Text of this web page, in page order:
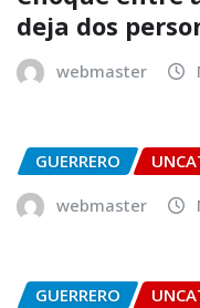
deja dos
webmaster
GUERRERO
webmaster
GUERRERO